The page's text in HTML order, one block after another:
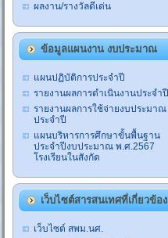
ผลงาน/รางวัลดีเด่น
ข้อมูลแผนงาน งบประมาณ
แผนปฏิบัติการประจำปี
รายงานผลการดำเนินงานประจำปี
รายงานผลการใช้จ่ายงบประมาณ
ประจำปี
แผนบริหารการศึกษาขั้นพื้นฐาน
ประจำปีงบประมาณ พ.ศ.2567
โรงเรียนในสังกัด
เว็บไซต์สารสนเทศที่เกี่ยวข้อง
เว็บไซต์ สพม.นศ.